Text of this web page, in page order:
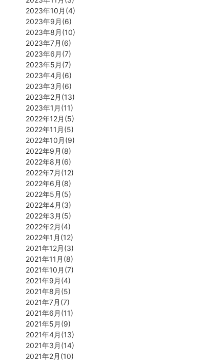
2023年10月(4)
2023年9月(6)
2023年8月(10)
2023年7月(6)
2023年6月(7)
2023年5月(7)
2023年4月(6)
2023年3月(6)
2023年2月(13)
2023年1月(11)
2022年12月(5)
2022年11月(5)
2022年10月(9)
2022年9月(8)
2022年8月(6)
2022年7月(12)
2022年6月(8)
2022年5月(5)
2022年4月(3)
2022年3月(5)
2022年2月(4)
2022年1月(12)
2021年12月(3)
2021年11月(8)
2021年10月(7)
2021年9月(4)
2021年8月(5)
2021年7月(7)
2021年6月(11)
2021年5月(9)
2021年4月(13)
2021年3月(14)
2021年2月(10)